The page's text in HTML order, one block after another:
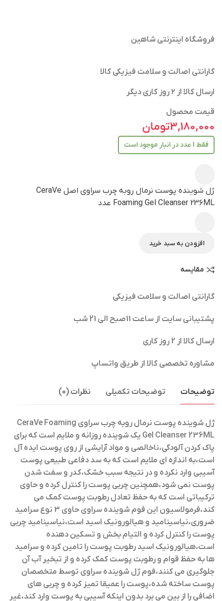
فروشگاه اینترنتی شاهین
گارانتی اصالت و سلامت فیزیکی کالا
ارسال کالا از ۲ روز کاری دیگر
قیمت محصول
3,180,000تومان
فقط 1 عدد در انبار موجود است
ژل شوینده پوست نرمال روبه چرب سراوی اصل CeraVe
Foaming Gel Cleanser 236ML عدد
افزودن به سبد خرید
مقایسه
گارانتی اصالت و سلامت فیزیکی
پشتیبانی سایت از ساعت 11صبح الی 21 شب
ارسال کالا از 2 روز کاری
مشاوره تخصصی کالا از طریق واتساپ
توضیحات توضیحات تکمیلی نظرات (0)
ژل شوینده پوست نرمال روبه چرب سراوی CeraVe Foaming
Gel Cleanser 236ML یک شوینده روزانه و ملایم است که برای
پاک کردن آلودگی،ناخالصی و مواد آرایشی از روی پوست ایده آل
است،به اندازه ای ملایم است که به سد دفاعی طبیعی پوست
آسیبی وارد نکرده و در نتیجه سبب خشک،کدر و سفت شدن
پوست نمی شود،همچنین چربی پوست را کنترل کرده و حاوی
ترکیباتی است که به حفظ تعادل رطوبت پوست کمک می
کند،فرمولاسیون این فوم شوینده سراوی حاوی 3 نوع سرامید
ضروری،نیاسینامید و هیالورونیک اسید است،نیاسینامید چربی
پوست را کنترل کرده و التیام بخش و تسکین دهنده
است،هیالورونیک اسید رطوبت پوست را تامین کرده و سرامید
ها به حفظ قوام و رطوبت پوست کمک کرده و از تبخیر آب آن
جلوگیری می کنند،فوم ژل شوینده سراوی توسط متخصصان
پوست ساخته شده،پوست را عمیقا تمیز کرده و چربی های
اضافی را از بین می برد بدون اینکه آسیبی به پوست وارد کند،غیر